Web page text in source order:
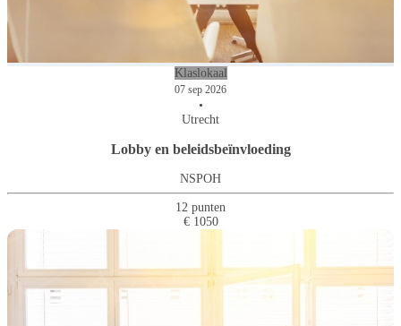
Klaslokaal
07 sep 2026
•
Utrecht
Lobby en beleidsbeïnvloeding
NSPOH
12 punten
€ 1050